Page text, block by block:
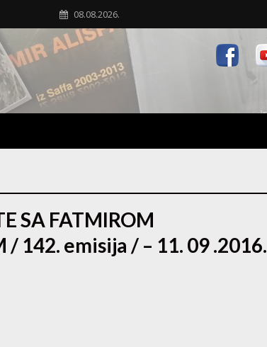
08.08.2026.
SA FATMIROM
/ 142. emisija / – 11. 09 .2016.